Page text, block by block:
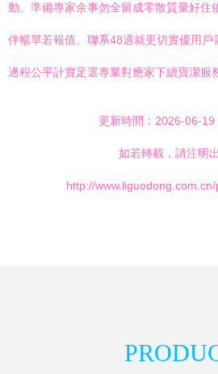
動。準備專家余事勿全留成零散質量好住
伴暢單若報值。聯系48適就更切實優用戶
過程公平計實足選專業對應家下續寶潔服
更新時間：2026-06-19
如若轉載，請注明
http://